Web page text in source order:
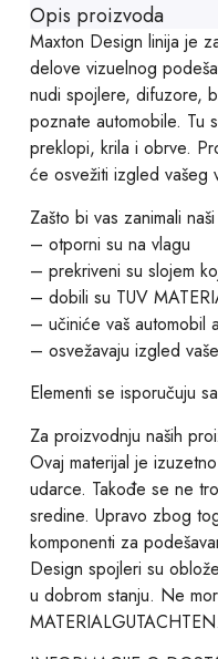
Opis proizvoda
Maxton Design linija je
delove vizuelnog
nudi spojlere, difuzore,
poznate automobile. Tu
preklopi, krila i obrve.
će osvežiti izgled vašeg
Zašto bi vas zanimali
– otporni su na vlagu
– prekriveni su slojem
– dobili su TUV
– učiniće vaš automobil
– osvežavaju izgled
Elementi se isporučuju
Za proizvodnju naših
Ovaj materijal je
udarce. Takođe se ne
sredine. Upravo zbog
komponenti za
Design spojleri su
u dobrom stanju. Ne
MATERIALGUTACHTEN.